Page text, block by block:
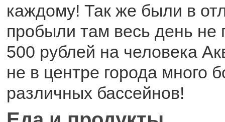
каждому! Так же были в
пробыли там весь день не
500 рублей на человека
не в центре города много
различных бассейнов!